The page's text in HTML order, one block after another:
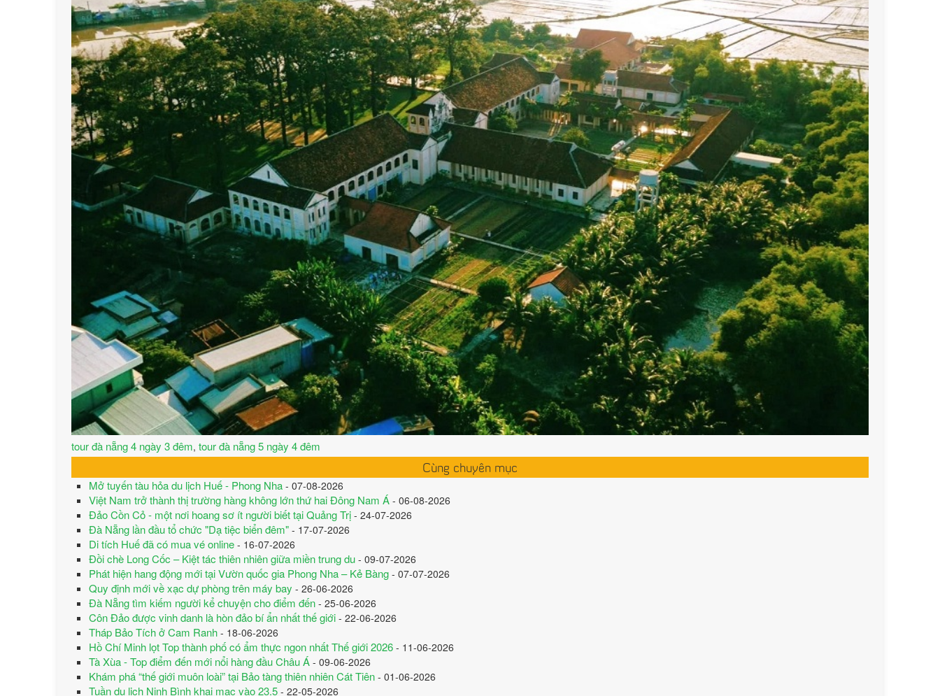
tour đà nẵng 4 ngày 3 đêm, tour đà nẵng 5 ngày 4 đêm
Cùng chuyên mục
Mở tuyến tàu hỏa du lịch Huế - Phong Nha - 07-08-2026
Việt Nam trở thành thị trường hàng không lớn thứ hai Đông Nam Á - 06-08-2026
Đảo Cồn Cỏ - một nơi hoang sơ ít người biết tại Quảng Trị - 24-07-2026
Đà Nẵng lần đầu tổ chức "Dạ tiệc biển đêm" - 17-07-2026
Di tích Huế đã có mua vé online - 16-07-2026
Đồi chè Long Cốc – Kiệt tác thiên nhiên giữa miền trung du - 09-07-2026
Phát hiện hang động mới tại Vườn quốc gia Phong Nha – Kẻ Bàng - 07-07-2026
Quy định mới về xạc dự phòng trên máy bay - 26-06-2026
Đà Nẵng tìm kiếm người kể chuyện cho điểm đến - 25-06-2026
Côn Đảo được vinh danh là hòn đảo bí ẩn nhất thế giới - 22-06-2026
Tháp Bảo Tích ở Cam Ranh - 18-06-2026
Hồ Chí Minh lọt Top thành phố có ẩm thực ngon nhất Thế giới 2026 - 11-06-2026
Tà Xùa - Top điểm đến mới nổi hàng đầu Châu Á - 09-06-2026
Khám phá “thế giới muôn loài” tại Bảo tàng thiên nhiên Cát Tiên - 01-06-2026
Tuần du lịch Ninh Bình khai mạc vào 23.5 - 22-05-2026